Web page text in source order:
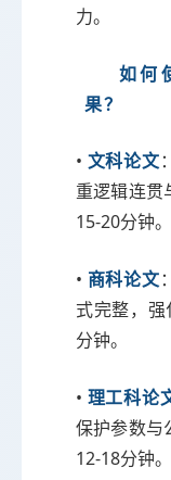
力。
如何
果？
• 文科论文
重逻辑连贯
15-20分钟。
• 商科论文
式完整，
分钟。
• 理工科论
保护参数与
12-18分钟。